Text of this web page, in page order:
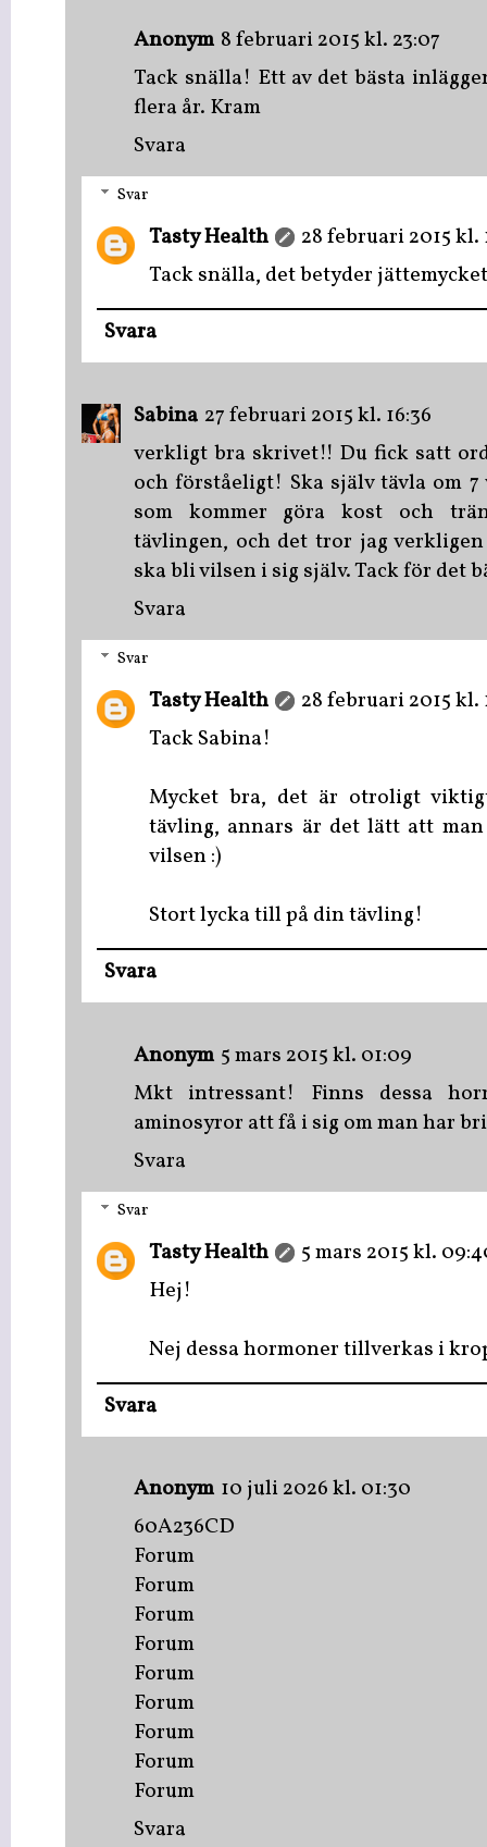
Anonym 8 februari 2015 kl. 23:07
Tack snälla! Ett av det bästa
flera år. Kram
Svara
Svar
Tasty Health
28 februari 2015 kl.
Tack snälla, det betyder
Svara
Sabina 27 februari 2015 kl. 16:36
verkligt bra skrivet!! Du fick satt
och förståeligt! Ska själv tävla om
som kommer göra kost och
tävlingen, och det tror jag
ska bli vilsen i sig själv. Tack för det
Svara
Svar
Tasty Health
28 februari 2015 kl.
Tack Sabina!
Mycket bra, det är otroligt
tävling, annars är det lätt att
vilsen :)
Stort lycka till på din tävling!
Svara
Anonym 5 mars 2015 kl. 01:09
Mkt intressant! Finns dessa
aminosyror att få i sig om man har
Svara
Svar
Tasty Health
5 mars 2015 kl.
Hej!
Nej dessa hormoner tillverkas i
Svara
Anonym 10 juli 2026 kl. 01:30
60A236CD
Forum
Forum
Forum
Forum
Forum
Forum
Forum
Forum
Forum
Svara